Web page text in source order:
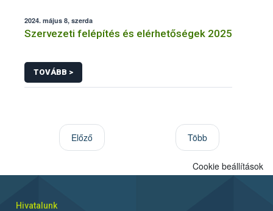
2024. május 8, szerda
Szervezeti felépítés és elérhetőségek 2025
TOVÁBB >
Előző Több
Cookie beállítások
Hivatalunk